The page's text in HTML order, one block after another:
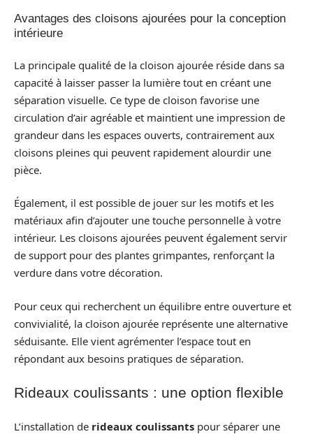
Avantages des cloisons ajourées pour la conception
intérieure
La principale qualité de la cloison ajourée réside dans sa
capacité à laisser passer la lumière tout en créant une
séparation visuelle. Ce type de cloison favorise une
circulation d’air agréable et maintient une impression de
grandeur dans les espaces ouverts, contrairement aux
cloisons pleines qui peuvent rapidement alourdir une
pièce.
Également, il est possible de jouer sur les motifs et les
matériaux afin d’ajouter une touche personnelle à votre
intérieur. Les cloisons ajourées peuvent également servir
de support pour des plantes grimpantes, renforçant la
verdure dans votre décoration.
Pour ceux qui recherchent un équilibre entre ouverture et
convivialité, la cloison ajourée représente une alternative
séduisante. Elle vient agrémenter l’espace tout en
répondant aux besoins pratiques de séparation.
Rideaux coulissants : une option flexible
L’installation de rideaux coulissants pour séparer une